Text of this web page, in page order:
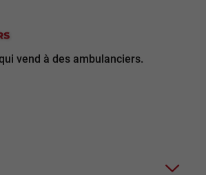
vend à des ambulanciers.